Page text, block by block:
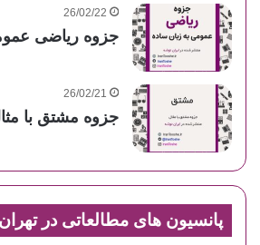
26/02/22
جزوه ریاضی
26/02/21
جزوه مشتق با
پانسیون های مطالعاتی در تهران